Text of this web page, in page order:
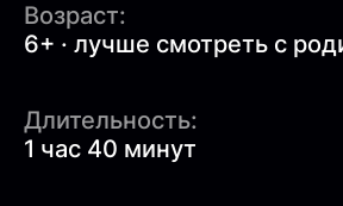
Возраст:
6+ · лучше смотреть с
Длительность:
1 час 40 минут